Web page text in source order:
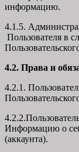
информацию.
4.1.5.
Пользователя в
4.2. Права и
4.2.1.
Информацию о
(аккаунта).